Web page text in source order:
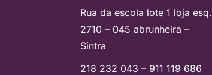
Rua da escola lote 1 loja esq.
2710 – 045 abrunheira –
Sintra
218 232 043 – 911 119 686